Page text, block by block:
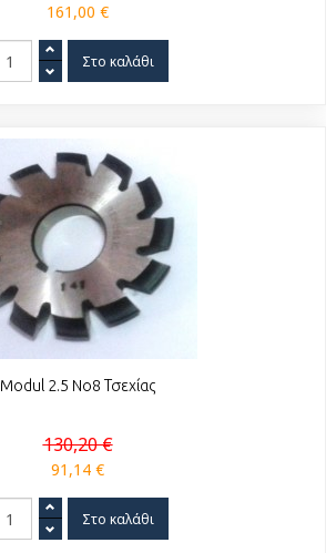
161,00 €
Modul 2.5 No8 Τσεχίας
130,20 €
91,14 €